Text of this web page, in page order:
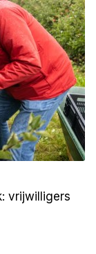
vrijwilligers